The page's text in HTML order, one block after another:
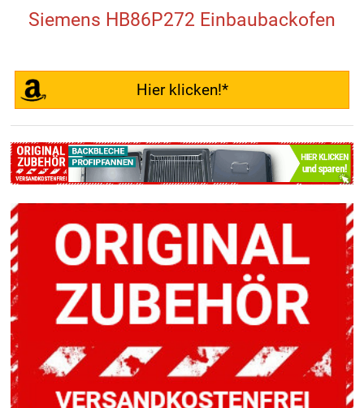
Siemens HB86P272 Einbaubackofen
Hier klicken!*